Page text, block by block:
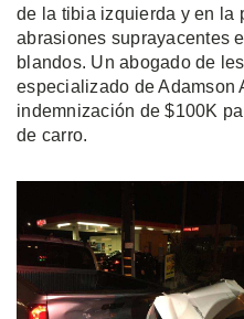
de la tibia izquierda y en la
abrasiones suprayacentes
blandos. Un abogado de
especializado de Adamson
indemnización de $100K
de carro.